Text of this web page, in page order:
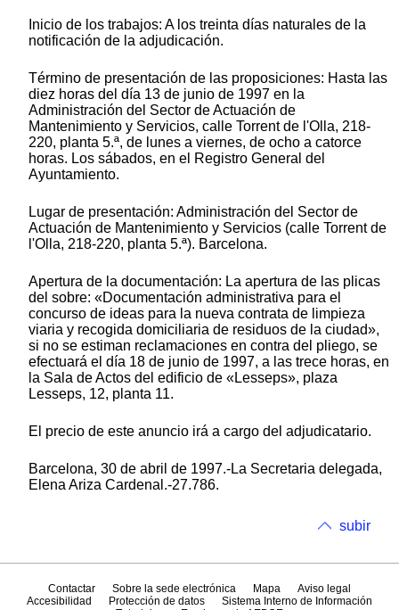
Inicio de los trabajos: A los treinta días naturales de la
notificación de la adjudicación.
Término de presentación de las proposiciones: Hasta las
diez horas del día 13 de junio de 1997 en la
Administración del Sector de Actuación de
Mantenimiento y Servicios, calle Torrent de l'Olla, 218-
220, planta 5.ª, de lunes a viernes, de ocho a catorce
horas. Los sábados, en el Registro General del
Ayuntamiento.
Lugar de presentación: Administración del Sector de
Actuación de Mantenimiento y Servicios (calle Torrent de
l'Olla, 218-220, planta 5.ª). Barcelona.
Apertura de la documentación: La apertura de las plicas
del sobre: «Documentación administrativa para el
concurso de ideas para la nueva contrata de limpieza
viaria y recogida domiciliaria de residuos de la ciudad»,
si no se estiman reclamaciones en contra del pliego, se
efectuará el día 18 de junio de 1997, a las trece horas, en
la Sala de Actos del edificio de «Lesseps», plaza
Lesseps, 12, planta 11.
El precio de este anuncio irá a cargo del adjudicatario.
Barcelona, 30 de abril de 1997.-La Secretaria delegada,
Elena Ariza Cardenal.-27.786.
subir
Contactar Sobre la sede electrónica Mapa
Aviso legal
Accesibilidad
Protección de datos
Sistema Interno de Información